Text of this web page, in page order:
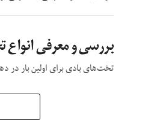
بررسی و معرفی
تخت‌های بادی برای اولین بار در دهه ۱۹۶۰ معرفی شدند و به تدریج به دلیل راحتی و قابلیت‌های منحصر به فرد خود، محبوبیت بیشتری